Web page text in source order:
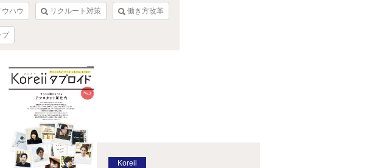
ハウ リクルート対策 働き方改革
プ
Koreii